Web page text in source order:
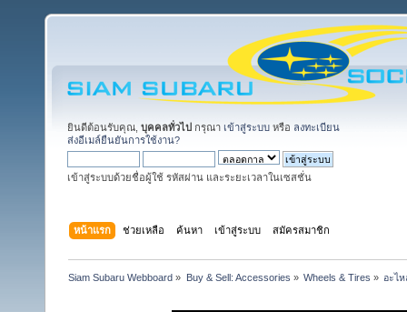
ยินดีต้อนรับคุณ, บุคคลทั่วไป กรุณา เข้าสู่ระบบ หรือ ลงทะเบียน
ส่งอีเมล์ยืนยันการใช้งาน?
เข้าสู่ระบบด้วยชื่อผู้ใช้ รหัสผ่าน และระยะเวลาในเซสชั่น
หน้าแรก ช่วยเหลือ ค้นหา เข้าสู่ระบบ สมัครสมาชิก
Siam Subaru Webboard » Buy & Sell: Accessories » Wheels & Tires » อะไ